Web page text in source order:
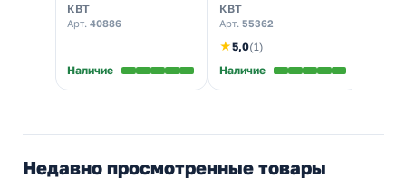
КВТ
Арт. 40886
Наличие
КВТ
Арт. 55362
★5,0(1)
Наличие
Недавно просмотренные товары